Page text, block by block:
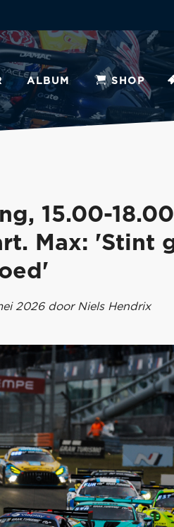
ALBUM SHOP
15.00-
Max: 'Stint
2026 door Niels Hendrix